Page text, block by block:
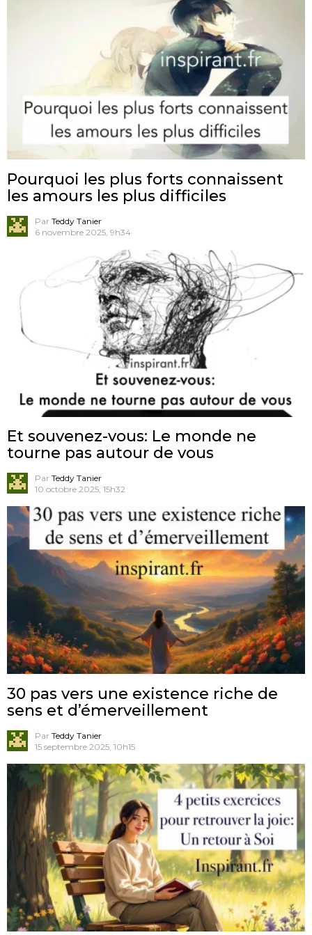
Pourquoi les plus forts connaissent
les amours les plus difficiles
Par Teddy Tanier
6 novembre 2025, 9h34
Et souvenez-vous: Le monde ne
tourne pas autour de vous
Par Teddy Tanier
10 octobre 2025, 15h32
30 pas vers une existence riche de
sens et d’émerveillement
Par Teddy Tanier
15 septembre 2025, 10h15